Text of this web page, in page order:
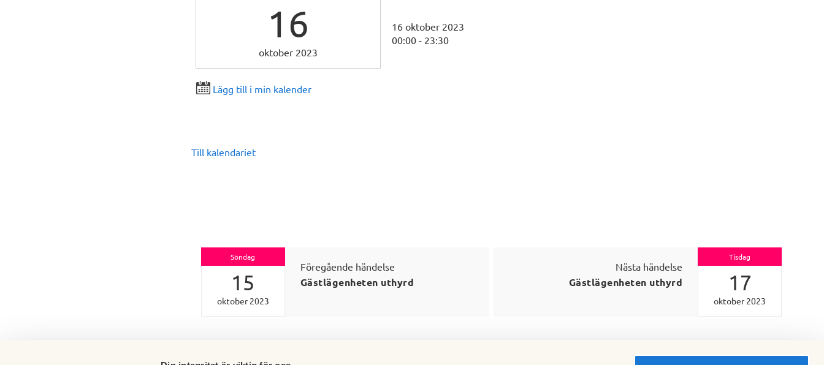
16
oktober 2023
Lägg till i min kalender
16 oktober 2023
00:00- 23:30
Till kalendariet
Söndag
15
oktober 2023
Föregående händelse
Gästlägenheten uthyrd
Nästa händelse
Gästlägenheten uthyrd
Tisdag
17
oktober 2023